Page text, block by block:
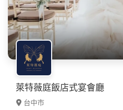
萊特薇庭飯店式宴會廳
台中市